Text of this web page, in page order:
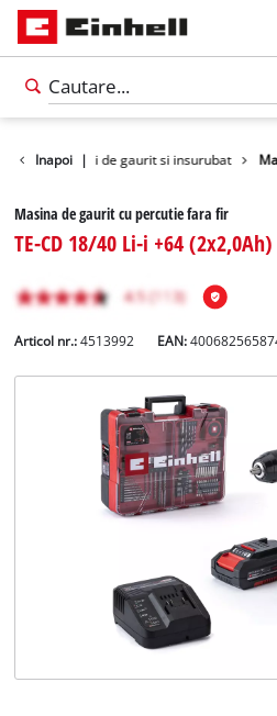
Inapoi |
Masini de gaurit si insurubat
Masina de gaurit cu percutie fara fir
TE-CD 18/40 Li-i +64 (2x2,0Ah)
Articol nr.: 4513992 EAN: